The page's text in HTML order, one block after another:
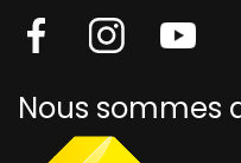
Nous sommes